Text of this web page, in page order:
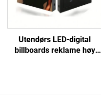
Utendørs LED-digital
billboards reklame høy